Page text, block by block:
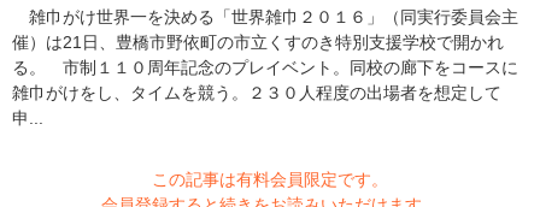
雑巾がけ世界一を決める「世界雑巾２０１６」（同実行委員会主
催）は21日、豊橋市野依町の市立くすのき特別支援学校で開かれ
る。 市制１１０周年記念のプレイベント。同校の廊下をコースに
雑巾がけをし、タイムを競う。２３０人程度の出場者を想定して
申...
この記事は有料会員限定です。